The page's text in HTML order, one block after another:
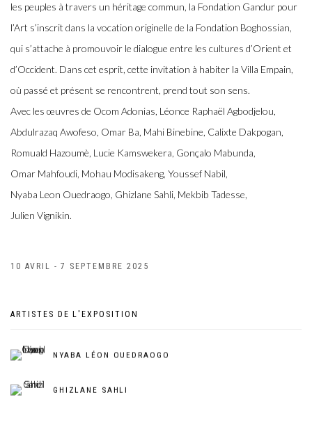
les peuples à travers un héritage commun, la Fondation Gandur pour
l’Art s’inscrit dans la vocation originelle de la Fondation Boghossian,
qui s’attache à promouvoir le dialogue entre les cultures d’Orient et
d’Occident. Dans cet esprit, cette invitation à habiter la Villa Empain,
où passé et présent se rencontrent, prend tout son sens.
Avec les œuvres de Ocom Adonias, Léonce Raphaël Agbodjelou,
Abdulrazaq Awofeso, Omar Ba, Mahi Binebine, Calixte Dakpogan,
Romuald Hazoumè, Lucie Kamswekera, Gonçalo Mabunda,
Omar Mahfoudi, Mohau Modisakeng, Youssef Nabil,
Nyaba Leon Ouedraogo, Ghizlane Sahli, Mekbib Tadesse,
Julien Vignikin.
10 AVRIL - 7 SEPTEMBRE 2025
ARTISTES DE L'EXPOSITION
NYABA LÉON OUEDRAOGO
GHIZLANE SAHLI